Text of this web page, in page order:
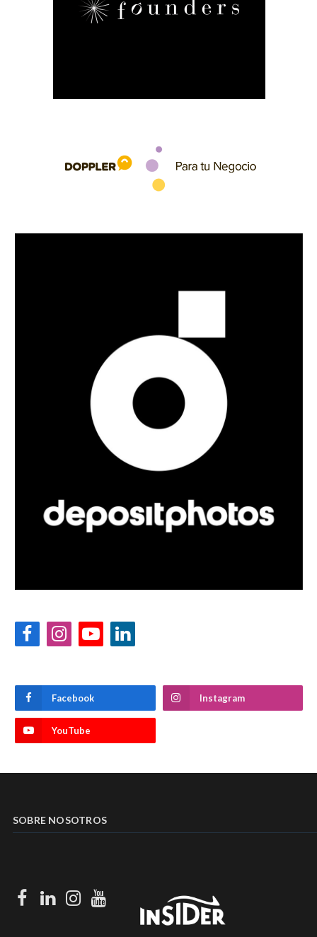
FacebookInstagramYouTubeLinkedIn
Facebook Instagram
YouTube
SOBRE NOSOTROS
Facebook
LinkedIn
Instagram
Youtube